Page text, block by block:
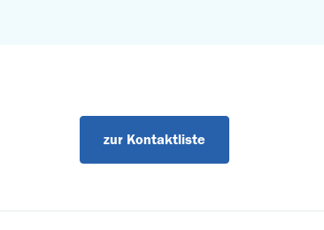
zur Kontaktliste